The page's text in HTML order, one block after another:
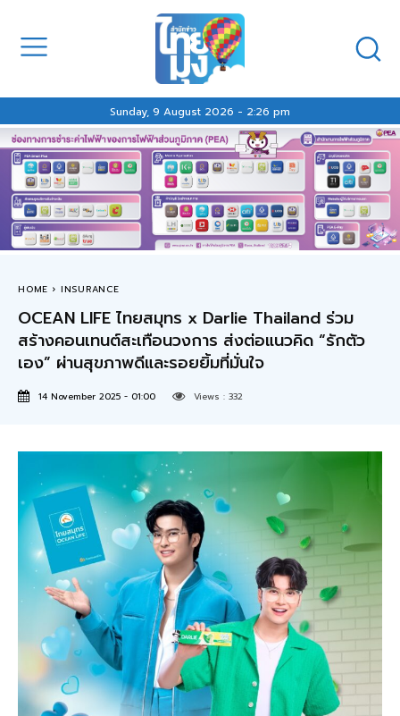
Sunday, 9 August 2026 - 2:26 pm
HOME INSURANCE
OCEAN LIFE ไทยสมุทร x Darlie Thailand ร่วม
สร้างคอนเทนต์สะเทือนวงการ ส่งต่อแนวคิด “รักตัว
เอง” ผ่านสุขภาพดีและรอยยิ้มที่มั่นใจ
14 November 2025 - 01:00 Views : 332